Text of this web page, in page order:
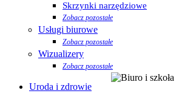
Skrzynki narzędziowe
Zobacz pozostałe
Usługi biurowe
Zobacz pozostałe
Wizualizery
Zobacz pozostałe
Uroda i zdrowie